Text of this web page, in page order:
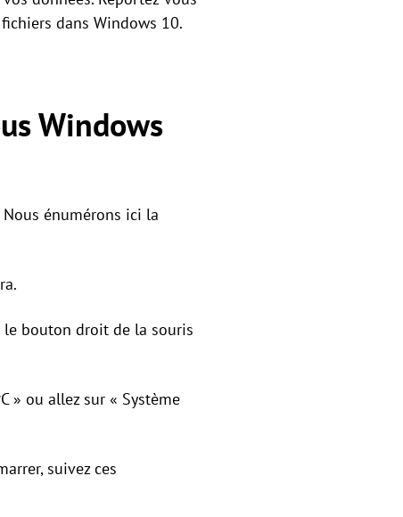
dans Windows 10.
Windows
énumérons ici la
le bouton droit de la souris
» ou allez sur « Système
suivez ces